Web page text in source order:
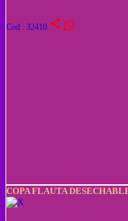
Cod : 32410 share
COPA FLAUTA